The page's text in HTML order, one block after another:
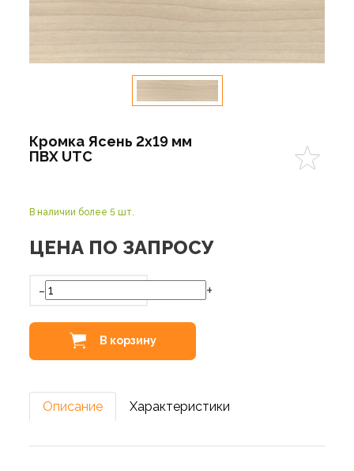
Кромка Ясень 2х19 мм
ПВХ UTC
В наличии более 5 шт.
ЦЕНА ПО ЗАПРОСУ
- +
В корзину
Описание Характеристики